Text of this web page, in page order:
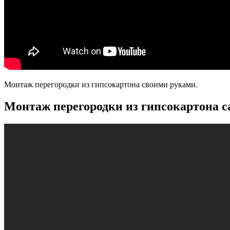
Монтаж перегородки из гипсокартона своими руками.
Монтаж перегородки из гипсокартона